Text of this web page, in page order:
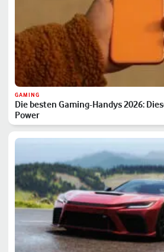
GAMING
Die besten Gaming-Handys 2026:
Power